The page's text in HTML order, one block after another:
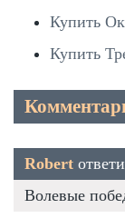
Купить
Купить
Robert
Волевые